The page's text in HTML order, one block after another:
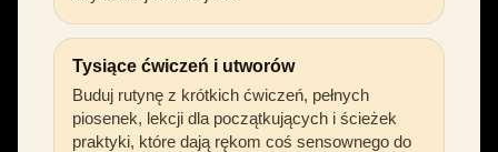
Tysiące ćwiczeń i utworów
Buduj rutynę z krótkich ćwiczeń, pełnych
piosenek, lekcji dla początkujących i ścieżek
praktyki, które dają rękom coś sensownego do